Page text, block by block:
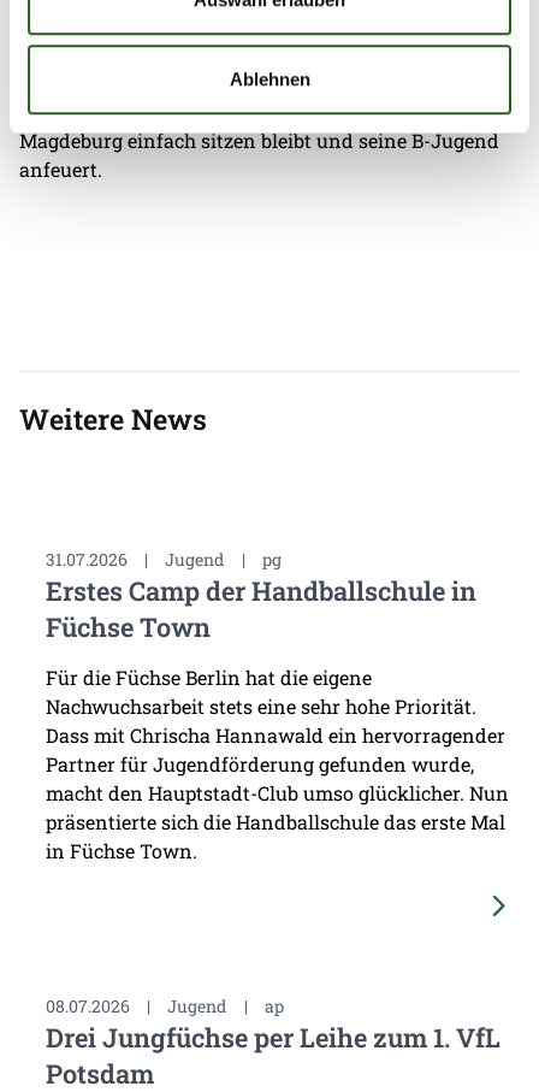
Ablehnen
Die Partie der Füchse-B gegen NARVA Berlin wird um
18:00 Uhr angepfiffen, Trainer Lüdke freut sich über
jeden Gast, der nach dem A-Jugend-Spiel gegen
Magdeburg einfach sitzen bleibt und seine B-Jugend
anfeuert.
Weitere News
31.07.2026 | Jugend | pg
Erstes Camp der Handballschule in
Füchse Town
Für die Füchse Berlin hat die eigene
Nachwuchsarbeit stets eine sehr hohe Priorität.
Dass mit Chrischa Hannawald ein hervorragender
Partner für Jugendförderung gefunden wurde,
macht den Hauptstadt-Club umso glücklicher. Nun
präsentierte sich die Handballschule das erste Mal
in Füchse Town.
08.07.2026 | Jugend | ap
Drei Jungfüchse per Leihe zum 1. VfL
Potsdam